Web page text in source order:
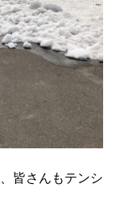
皆さんもテンシ